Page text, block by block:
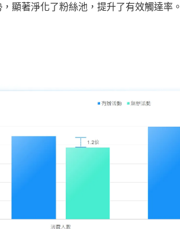
，顯著淨化了粉絲池，提升了有效觸達率。